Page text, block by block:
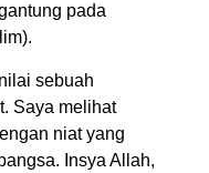
pada
sebuah
Saya melihat
niat yang
Insya Allah,